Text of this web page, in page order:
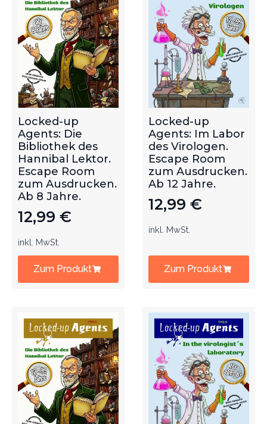
Locked-up
Agents: Die
Bibliothek des
Hannibal Lektor.
Escape Room
zum Ausdrucken.
Ab 8 Jahre.
12,99 €
inkl. MwSt.
Zum Produkt
Locked-up
Agents: Im Labor
des Virologen.
Escape Room
zum Ausdrucken.
Ab 12 Jahre.
12,99 €
inkl. MwSt.
Zum Produkt